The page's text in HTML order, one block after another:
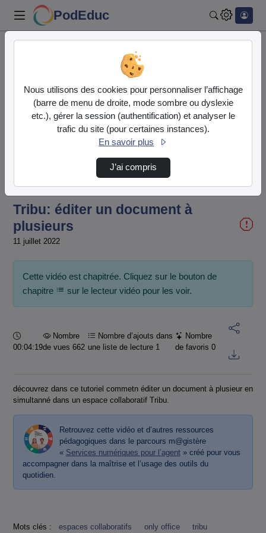
PodEduc
Tribu : tutoriels
Tribu: éditer un document à plusieurs
Lire
la
vidéo
Tribu: éditer un document à
plusieurs
11 juillet 2022
Cette vidéo est chapitrée. Cliquez sur le bouton de
chapitre
sur le lecteur vidéo pour les voir.
Durée :
00:04:19
Nombre
de vues 662
Nombre d’ajouts dans
une liste de lecture 1
Nombre
de favoris0
découvrez dans ce tutoriel commetn éditer un document à plusieur en
simultanné dans un espace collaboratif Tribu.
Retrouvez cette vidéo et d’autres ressources
pédagogiques dans le parcours m@gistère
« Services numériques pour l’agent» créé pour vous
accompagner dans la maîtrise et l’usage des outils du
quotidien.
Mots clés : espaces collaboratifs only office tribu
Nous utilisons des cookies pour personnaliser l’affichage
(barre de menu de droite, mode sombre ou dyslexie
etc.), gérer la session (authentification) et analyser le
trafic du site (pour certaines instances).
En savoir plus
J’ai compris